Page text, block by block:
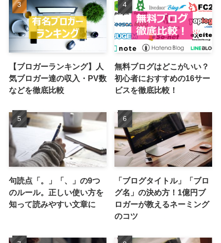
【ブロガーランキング】人
気ブロガー達の収入・PV数
などを徹底比較
無料ブログはどこがいい？
初心者におすすめの16サー
ビスを徹底比較！
句読点「。」「、」の9つ
のルール。正しい使い方を
知って読みやすい文章に
「ブログタイトル」「ブロ
グ名」の決め方！1億円ブ
ロガーが教えるネーミング
のコツ